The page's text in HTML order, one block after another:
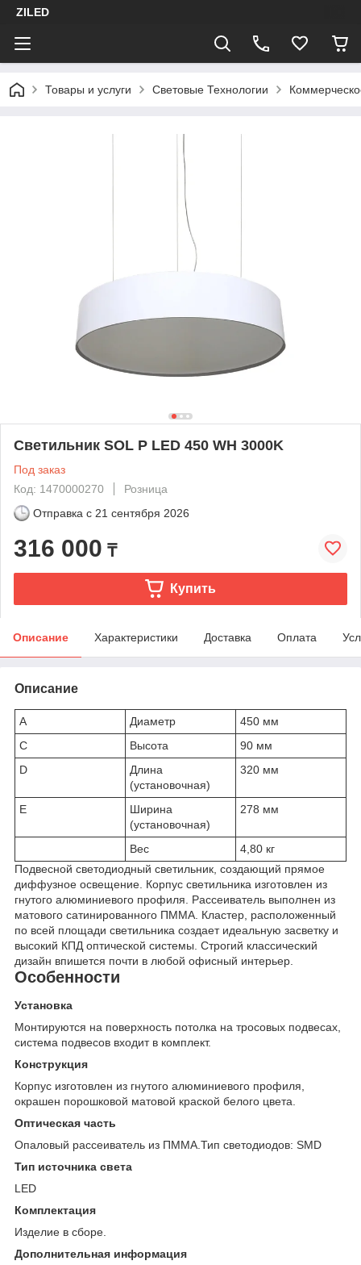
ZILED
Товары и услуги Световые Технологии
Светильник SOL P LED 450 WH 3000K
Под заказ
Код: 1470000270
Розница
Отправка с 21 сентября 2026
316 000 ₸
Купить
Описание Характеристики Доставка Оплата
Описание
A Диаметр
450 мм
C
Высота
90 мм
D
Длина
(установочная)
320 мм
E
Ширина
(установочная)
278 мм
Вес
4,80 кг
Подвесной светодиодный светильник, создающий прямое
диффузное освещение. Корпус светильника изготовлен из
гнутого алюминиевого профиля. Рассеиватель выполнен из
матового сатинированного ПММА. Кластер, расположенный
по всей площади светильника создает идеальную засветку и
высокий КПД оптической системы. Строгий классический
дизайн впишется почти в любой офисный интерьер.
Особенности
Установка
Монтируются на поверхность потолка на тросовых подвесах,
система подвесов входит в комплект.
Конструкция
Корпус изготовлен из гнутого алюминиевого профиля,
окрашен порошковой матовой краской белого цвета.
Оптическая часть
Опаловый рассеиватель из ПММА.Тип светодиодов: SMD
Тип источника света
LED
Комплектация
Изделие в сборе.
Дополнительная информация